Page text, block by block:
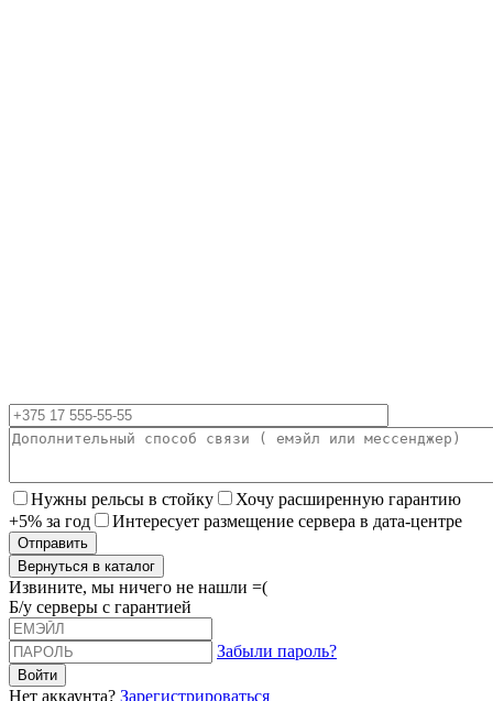
Нужны рельсы в стойку
Хочу расширенную гарантию
+5% за год
Интересует размещение сервера в дата-центре
Вернуться в каталог
Извините, мы ничего не нашли =(
Б/у серверы с гарантией
Забыли пароль?
Нет аккаунта? Зарегистрироваться